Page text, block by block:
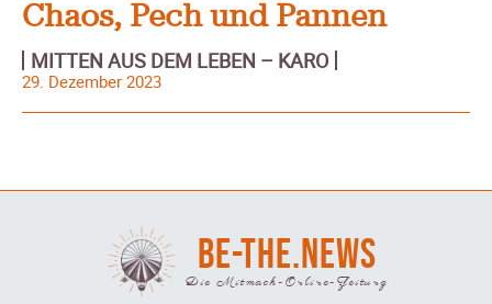
Chaos, Pech und Pannen
MITTEN AUS DEM LEBEN – KARO
29. Dezember 2023
BE-THE.NEWS
Die Mitmach-Online-Zeitung